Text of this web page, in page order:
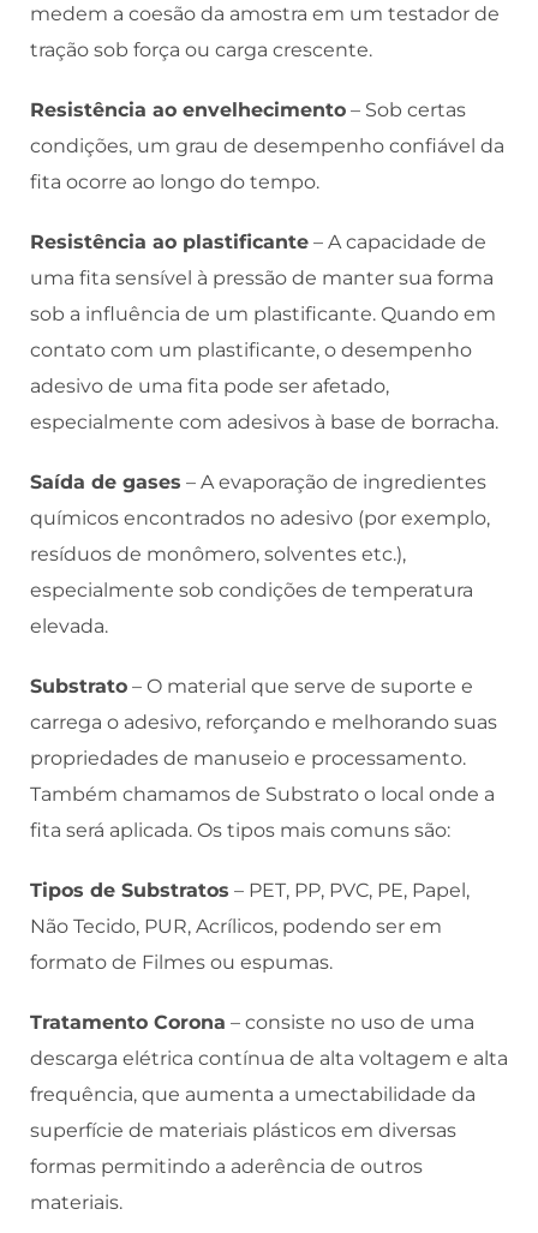
medem a coesão da amostra em um testador de
tração sob força ou carga crescente.
Resistência ao envelhecimento – Sob certas
condições, um grau de desempenho confiável da
fita ocorre ao longo do tempo.
Resistência ao plastificante – A capacidade de
uma fita sensível à pressão de manter sua forma
sob a influência de um plastificante. Quando em
contato com um plastificante, o desempenho
adesivo de uma fita pode ser afetado,
especialmente com adesivos à base de borracha.
Saída de gases – A evaporação de ingredientes
químicos encontrados no adesivo (por exemplo,
resíduos de monômero, solventes etc.),
especialmente sob condições de temperatura
elevada.
Substrato – O material que serve de suporte e
carrega o adesivo, reforçando e melhorando suas
propriedades de manuseio e processamento.
Também chamamos de Substrato o local onde a
fita será aplicada. Os tipos mais comuns são:
Tipos de Substratos – PET, PP, PVC, PE, Papel,
Não Tecido, PUR, Acrílicos, podendo ser em
formato de Filmes ou espumas.
Tratamento Corona – consiste no uso de uma
descarga elétrica contínua de alta voltagem e alta
frequência, que aumenta a umectabilidade da
superfície de materiais plásticos em diversas
formas permitindo a aderência de outros
materiais.